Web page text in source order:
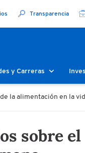
Transparencia
y Carreras
la alimentación en la
sobre